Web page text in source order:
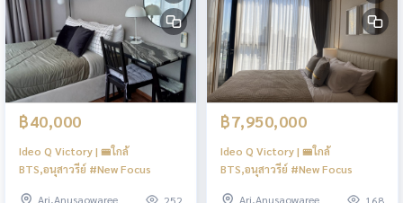
฿40,000
Ideo Q Victory | 🚝ใกล้
BTS,อนุสาวรีย์ #New Focus
Ari,Anusaowaree
฿7,950,000
Ideo Q Victory | 🚝ใกล้
BTS,อนุสาวรีย์ #New Focus
Ari,Anusaowaree